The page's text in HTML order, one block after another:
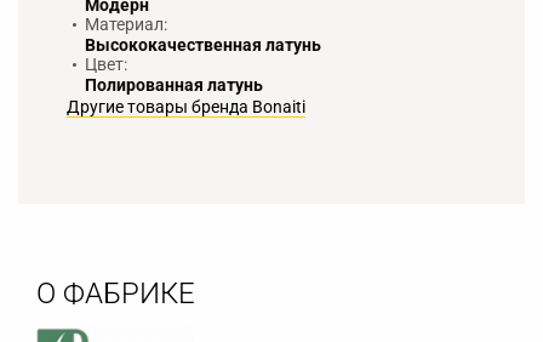
Модерн
Материал:
Высококачественная латунь
Цвет:
Полированная латунь
Другие товары бренда Bonaiti
О ФАБРИКЕ